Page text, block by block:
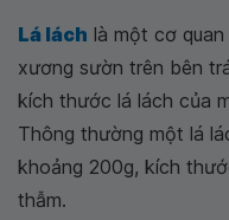
Lá lách là một cơ
xương sườn trên bên
kích thước lá lách của
Thông thường một lá
khoảng 200g, kích
thẫm.